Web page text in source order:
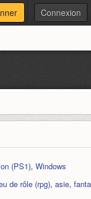
Connexion
(PS1), Windows
de rôle (rpg), asie,